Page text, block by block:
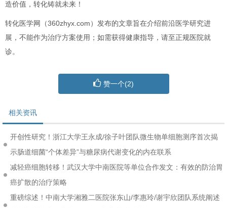
造价值，转化铸就未来！
转化医学网（360zhyx.com）发布的文章旨在介绍前沿医学研究进
展，不能作为治疗方案使用；如需获得健康指导，请至正规医院就
诊。
赞一个(2)
相关资讯
开创性研究！浙江大学王永成/徐子叶团队微生物单细胞测序首次揭
示肠道细菌“个体差异”与糖尿病代谢变化的内在联系
减轻癌细胞转移！武汉大学中南医院等单位合作发文：有效的防治胃
癌扩散的治疗策略
重磅综述！中南大学湘雅二医院张东山/李惠玲/谢宇欣团队系统阐述